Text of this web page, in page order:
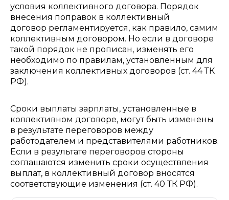
условия коллективного договора. Порядок
внесения поправок в коллективный
договор регламентируется, как правило, самим
коллективным договором. Но если в договоре
такой порядок не прописан, изменять его
необходимо по правилам, установленным для
заключения коллективных договоров (ст. 44 ТК
РФ).
Сроки выплаты зарплаты, установленные в
коллективном договоре, могут быть изменены
в результате переговоров между
работодателем и представителями работников.
Если в результате переговоров стороны
соглашаются изменить сроки осуществления
выплат, в коллективный договор вносятся
соответствующие изменения (ст. 40 ТК РФ).